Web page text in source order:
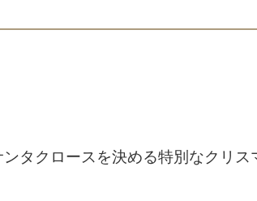
タクロースを決める特別なクリス